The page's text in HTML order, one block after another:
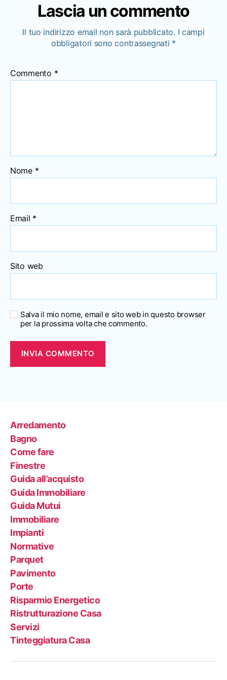
Lascia un commento
Il tuo indirizzo email non sarà pubblicato. I campi
obbligatori sono contrassegnati *
Commento *
Nome *
Email *
Sito web
Salva il mio nome, email e sito web in questo browser
per la prossima volta che commento.
Arredamento
Bagno
Come fare
Finestre
Guida all’acquisto
Guida Immobiliare
Guida Mutui
Immobiliare
Impianti
Normative
Parquet
Pavimento
Porte
Risparmio Energetico
Ristrutturazione Casa
Servizi
Tinteggiatura Casa